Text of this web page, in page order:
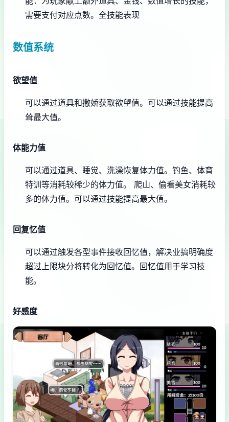
需要支付对应点数。 全技能表现
数值系统
欲望值
可以通过道具和撒娇获取欲望值。 可以通过技能提高
耸最大值。
体能力值
可以通过道具、睡觉、洗澡恢复体力值。 钓鱼、体育
特训等消耗较稀少的体力值。
爬山、偷看美女消耗较
多的体力值。 可以通过技能提高最大值。
回复忆值
可以通过触发各型事件接收回忆值，解决业搞明确度
超过上限块分将转化为回忆值。 回忆值用于学习技
能。
好感度